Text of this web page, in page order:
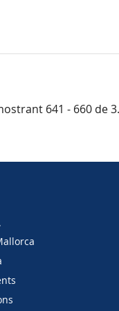
641 - 660 de